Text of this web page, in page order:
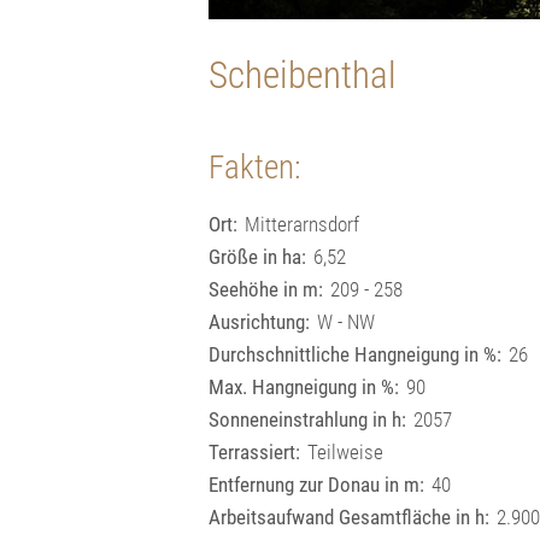
Scheibenthal
Fakten:
Ort: Mitterarnsdorf
Größe in ha: 6,52
Seehöhe in m: 209 - 258
Ausrichtung: W - NW
Durchschnittliche Hangneigung in %: 26
Max. Hangneigung in %: 90
Sonneneinstrahlung in h: 2057
Terrassiert: Teilweise
Entfernung zur Donau in m: 40
Arbeitsaufwand Gesamtfläche in h: 2.900